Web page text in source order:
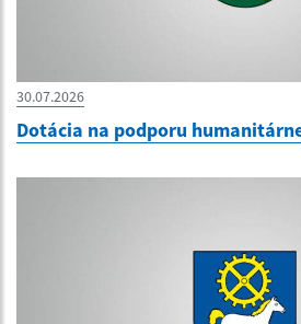
30.07.2026
Dotácia na podporu